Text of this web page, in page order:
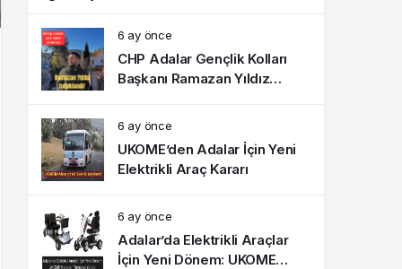
6 ay önce
CHP Adalar Gençlik Kolları
Başkanı Ramazan Yıldız
6 ay önce
UKOME’den Adalar İçin Yeni
Elektrikli Araç Kararı
6 ay önce
Adalar’da Elektrikli Araçlar
İçin Yeni Dönem: UKOME